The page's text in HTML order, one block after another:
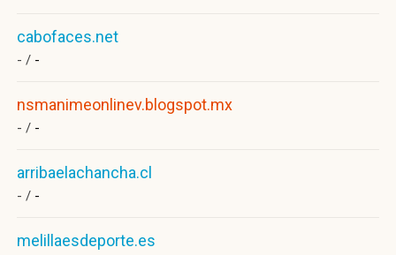
cabofaces.net
- / -
nsmanimeonlinev.blogspot.mx
- / -
arribaelachancha.cl
- / -
melillaesdeporte.es